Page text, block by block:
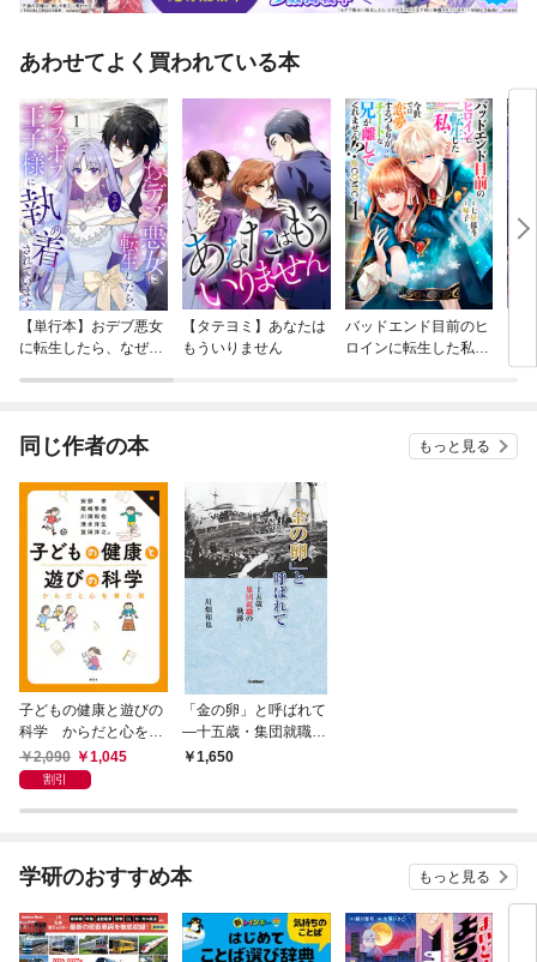
あわせてよく買われている本
【単行本】おデブ悪女
に転生したら、なぜか
【タテヨミ】あなたは
もういりません
バッドエンド目前のヒ
ロインに転生した私、
同じ作者の本 もっと見る
子どもの健康と遊びの
科学 からだと心を育
む術2,090 1,045
割引
「金の卵」と呼ばれて
―十五歳・集団就職の
軌跡―
1,650
学研のおすすめ本 もっと見る